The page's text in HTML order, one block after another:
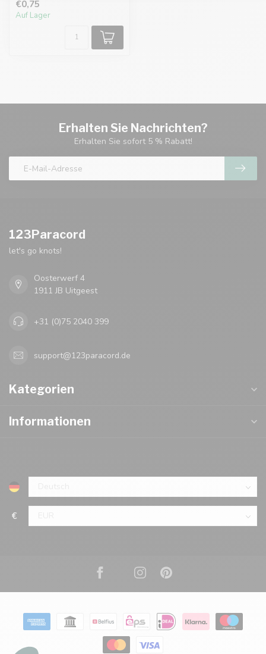
€0,75
Auf Lager
Erhalten Sie Nachrichten?
Erhalten Sie sofort 5 % Rabatt!
123Paracord
let's go knots!
Oosterwerf 4
1911 JB Uitgeest
+31 (0)75 2040 399
support@123paracord.de
Kategorien
Informationen
€